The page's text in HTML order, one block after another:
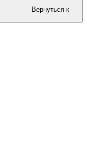
Вернуться к